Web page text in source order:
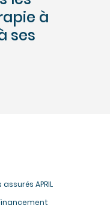
à
ses
APRIL